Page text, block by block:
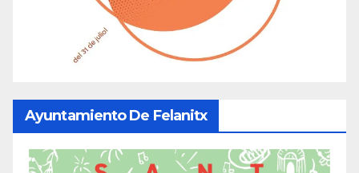
Ayuntamiento De Felanitx